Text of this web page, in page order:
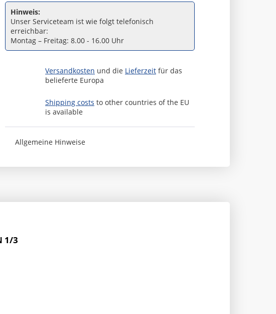
Hinweis:
Unser Serviceteam ist wie folgt telefonisch
erreichbar:
Montag – Freitag: 8.00 - 16.00 Uhr
Versandkosten und die Lieferzeit für das
belieferte Europa
Shipping costs to other countries of the EU
is available
Allgemeine Hinweise
1/3